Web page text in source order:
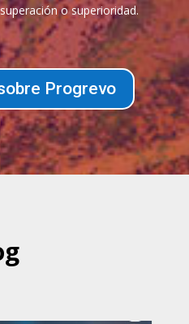
o superioridad.
Progrevo